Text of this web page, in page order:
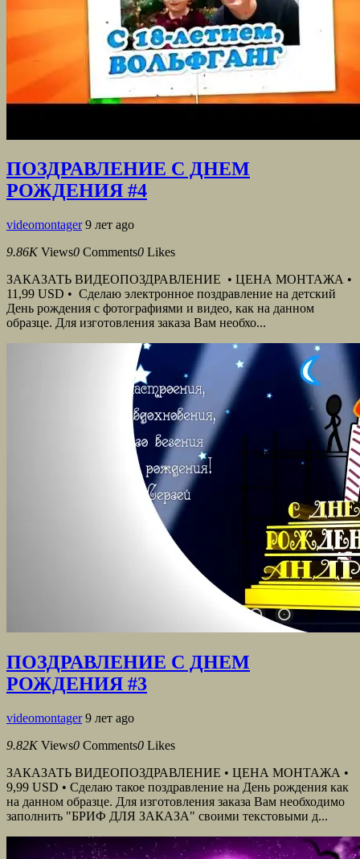
ПОЗДРАВЛЕНИЕ С ДНЕМ
РОЖДЕНИЯ #4
videomontager 9 лет ago
9.86K Views0 Comments0 Likes
ЗАКАЗАТЬ ВИДЕОПОЗДРАВЛЕНИЕ • ЦЕНА МОНТАЖА •
11,99 USD • Сделаю электронное поздравление на детский
День рождения с фотографиями и видео, как на данном
образце. Для изготовления заказа Вам необхо...
ПОЗДРАВЛЕНИЕ С ДНЕМ
РОЖДЕНИЯ #3
videomontager 9 лет ago
9.82K Views0 Comments0 Likes
ЗАКАЗАТЬ ВИДЕОПОЗДРАВЛЕНИЕ • ЦЕНА МОНТАЖА •
9,99 USD • Сделаю такое поздравление на День рождения как
на данном образце. Для изготовления заказа Вам необходимо
заполнить "БРИФ ДЛЯ ЗАКАЗА" своими текстовыми д...